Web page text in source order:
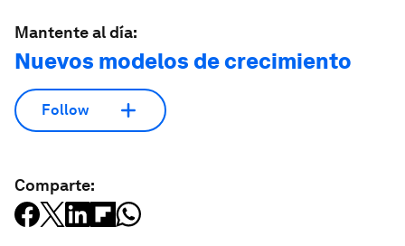
Mantente al día:
Nuevos modelos de crecimiento
Follow
Comparte: